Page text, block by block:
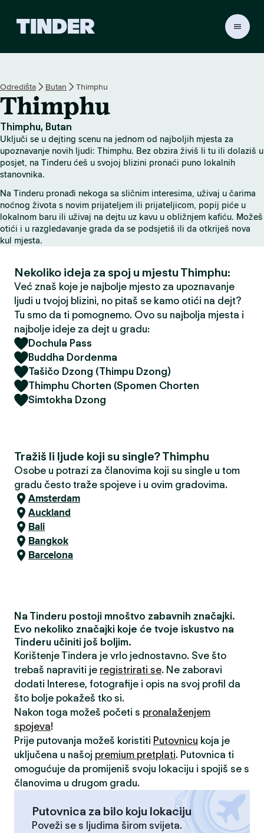
r
a
l
o
v
c
a
Odredišta Butan Thimphu
Thimphu
Thimphu, Butan
Uključi se u dejting scenu na jednom od najboljih mjesta za
upoznavanje novih ljudi: Thimphu. Bez obzira živiš li tu ili dolaziš u
posjet, na Tinderu ćeš u svojoj blizini pronaći puno lokalnih
stanovnika.
Na Tinderu pronađi nekoga sa sličnim interesima, uživaj u čarima
noćnog života s novim prijateljem ili prijateljicom, popij piće u
lokalnom baru ili uživaj na dejtu uz kavu u obližnjem kafiću. Možeš
otići i u razgledavanje grada da se podsjetiš ili da otkriješ nova
kul mjesta.
Nekoliko ideja za spoj u mjestu Thimphu:
Već znaš koje je najbolje mjesto za upoznavanje
ljudi u tvojoj blizini, no pitaš se kamo otići na dejt?
Tu smo da ti pomognemo. Ovo su najbolja mjesta i
najbolje ideje za dejt u gradu:
Dochula Pass
Buddha Dordenma
Tašičo Dzong (Thimpu Dzong)
Thimphu Chorten (Spomen Chorten
Simtokha Dzong
Tražiš li ljude koji su single? Thimphu
Osobe u potrazi za članovima koji su single u tom
gradu često traže spojeve i u ovim gradovima.
Amsterdam
Auckland
Bali
Bangkok
Barcelona
Na Tinderu postoji mnoštvo zabavnih značajki.
Evo nekoliko značajki koje će tvoje iskustvo na
Tinderu učiniti još boljim.
Korištenje Tindera je vrlo jednostavno. Sve što
trebaš napraviti je registrirati se. Ne zaboravi
dodati Interese, fotografije i opis na svoj profil da
što bolje pokažeš tko si.
Nakon toga možeš početi s pronalaženjem
spojeva!
Prije putovanja možeš koristiti Putovnicu koja je
uključena u našoj premium pretplati. Putovnica ti
omogućuje da promijeniš svoju lokaciju i spojiš se s
članovima u drugom gradu.
Putovnica za bilo koju lokaciju
Poveži se s ljudima širom svijeta.